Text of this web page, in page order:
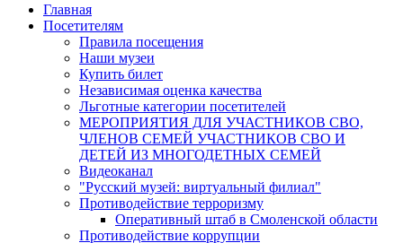
Главная
Посетителям
Правила посещения
Наши музеи
Купить билет
Независимая оценка качества
Льготные категории посетителей
МЕРОПРИЯТИЯ ДЛЯ УЧАСТНИКОВ СВО,
ЧЛЕНОВ СЕМЕЙ УЧАСТНИКОВ СВО И
ДЕТЕЙ ИЗ МНОГОДЕТНЫХ СЕМЕЙ
Видеоканал
"Русский музей: виртуальный филиал"
Противодействие терроризму
Оперативный штаб в Смоленской области
Противодействие коррупции